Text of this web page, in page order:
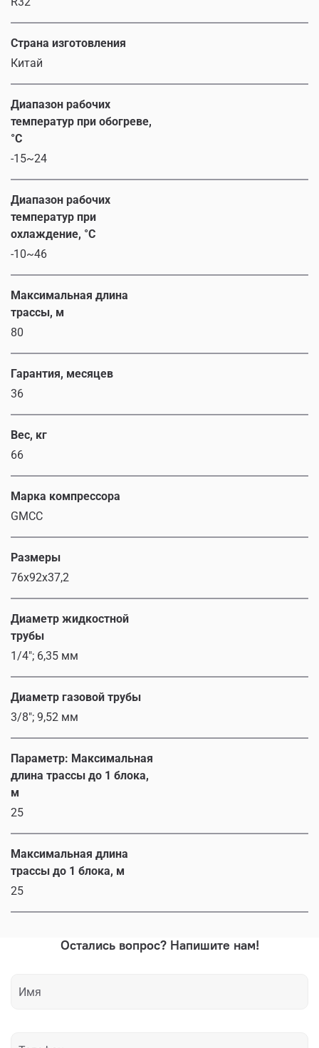
Страна изготовления
Китай
Диапазон рабочих
температур при обогреве,
°C
-15~24
Диапазон рабочих
температур при
охлаждение, °C
-10~46
Максимальная длина
трассы, м
80
Гарантия, месяцев
36
Вес, кг
66
Марка компрессора
GMCC
Размеры
76x92x37,2
Диаметр жидкостной
трубы
1/4"; 6,35 мм
Диаметр газовой трубы
3/8"; 9,52 мм
Параметр: Максимальная
длина трассы до 1 блока,
м
25
Максимальная длина
трассы до 1 блока, м
25
Остались вопрос? Напишите нам!